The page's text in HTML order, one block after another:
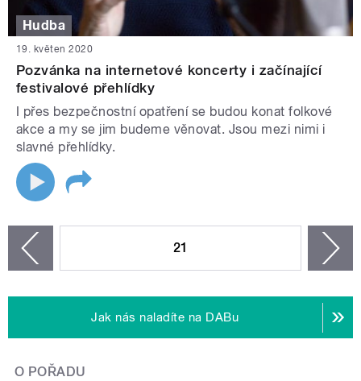
Hudba
19. květen 2020
Pozvánka na internetové koncerty i začínající
festivalové přehlídky
I přes bezpečnostní opatření se budou konat folkové
akce a my se jim budeme věnovat. Jsou mezi nimi i
slavné přehlídky.
21
Jak nás naladíte na DABu
O POŘADU